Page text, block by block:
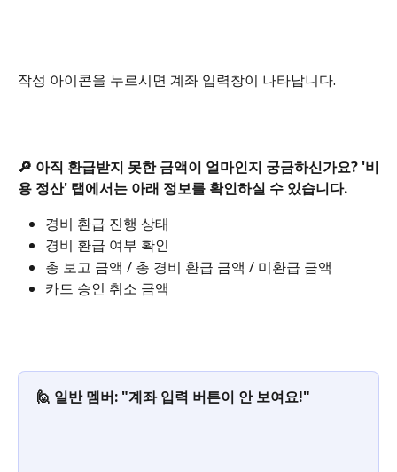
작성 아이콘을 누르시면 계좌 입력창이 나타납니다.
🔎 아직 환급받지 못한 금액이 얼마인지 궁금하신가요? '비
용 정산' 탭에서는 아래 정보를 확인하실 수 있습니다.
경비 환급 진행 상태
경비 환급 여부 확인
총 보고 금액 / 총 경비 환급 금액 / 미환급 금액
카드 승인 취소 금액
🙋 일반 멤버: "계좌 입력 버튼이 안 보여요!"